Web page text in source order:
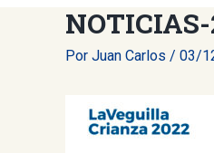
Por Juan Carlos / 03/